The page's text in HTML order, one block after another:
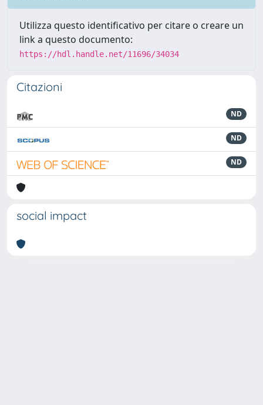
Utilizza questo identificativo per citare o creare un
link a questo documento:
https://hdl.handle.net/11696/34034
Citazioni
ND
ND
ND
social impact